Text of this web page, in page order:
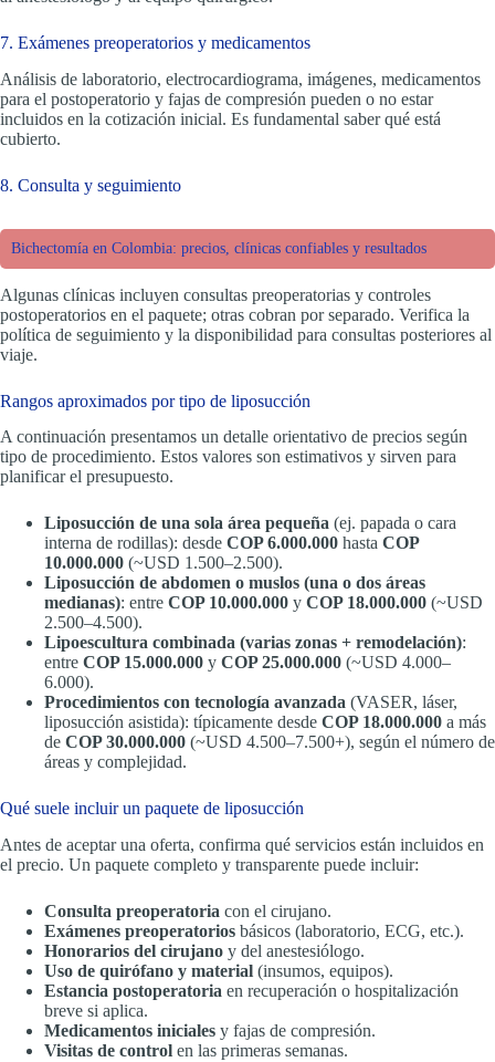
7. Exámenes preoperatorios y medicamentos
Análisis de laboratorio, electrocardiograma, imágenes, medicamentos
para el postoperatorio y fajas de compresión pueden o no estar
incluidos en la cotización inicial. Es fundamental saber qué está
cubierto.
8. Consulta y seguimiento
Bichectomía en Colombia: precios, clínicas confiables y resultados
Algunas clínicas incluyen consultas preoperatorias y controles
postoperatorios en el paquete; otras cobran por separado. Verifica la
política de seguimiento y la disponibilidad para consultas posteriores al
viaje.
Rangos aproximados por tipo de liposucción
A continuación presentamos un detalle orientativo de precios según
tipo de procedimiento. Estos valores son estimativos y sirven para
planificar el presupuesto.
Liposucción de una sola área pequeña (ej. papada o cara
interna de rodillas): desde COP 6.000.000 hasta COP
10.000.000 (~USD 1.500–2.500).
Liposucción de abdomen o muslos (una o dos áreas
medianas): entre COP 10.000.000 y COP 18.000.000 (~USD
2.500–4.500).
Lipoescultura combinada (varias zonas + remodelación):
entre COP 15.000.000 y COP 25.000.000 (~USD 4.000–
6.000).
Procedimientos con tecnología avanzada (VASER, láser,
liposucción asistida): típicamente desde COP 18.000.000 a más
de COP 30.000.000 (~USD 4.500–7.500+), según el número de
áreas y complejidad.
Qué suele incluir un paquete de liposucción
Antes de aceptar una oferta, confirma qué servicios están incluidos en
el precio. Un paquete completo y transparente puede incluir:
Consulta preoperatoria con el cirujano.
Exámenes preoperatorios básicos (laboratorio, ECG, etc.).
Honorarios del cirujano y del anestesiólogo.
Uso de quirófano y material (insumos, equipos).
Estancia postoperatoria en recuperación o hospitalización
breve si aplica.
Medicamentos iniciales y fajas de compresión.
Visitas de control en las primeras semanas.